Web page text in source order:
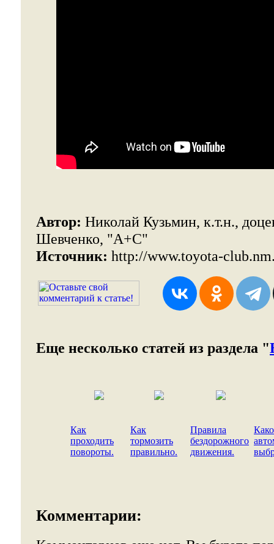
Автор: Николай Кузьмин, к.т.н.,
Шевченко, "А+С"
Источник: http://www.toyota-
Еще несколько статей из раздела "
Как
проходить
повороты.
Как
тормозить
правильно.
Правила
бездорожного
движения.
Комментарии: